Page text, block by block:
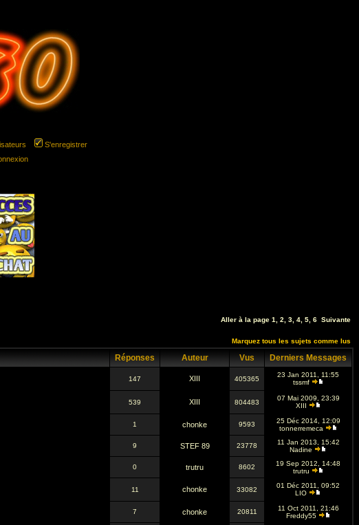
S'enregistrer
Aller à la page 1 2 3 4 5 6 Suivante
Marquez tous les sujets comme lus
Réponses Auteur Vus Derniers Messages
147 XIII 405365
23 Jan 2011, 11:55
tssmf
539 XIII 804483
07 Mai 2009, 23:39
XIII
1 chonke 9593
25 Déc 2014, 12:09
tonnerremeca
9 STEF 89 23778
11 Jan 2013, 15:42
Nadine
0 trutru 8602
19 Sep 2012, 14:48
trutru
11 chonke 33082
01 Déc 2011, 09:52
LIO
7 chonke 20811
11 Oct 2011, 21:46
Freddy55